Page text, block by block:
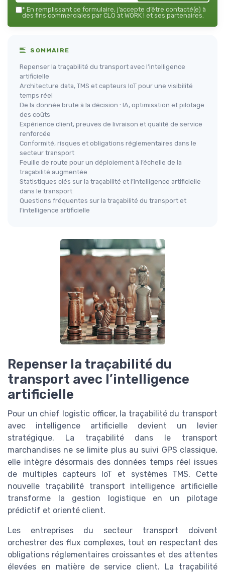
* En remplissant ce formulaire, j’accepte d’être contacté(e) à
des fins commerciales par CLO at WORK ! et ses partenaires.
SOMMAIRE
Repenser la traçabilité du transport avec l’intelligence
artificielle
Architecture data, TMS et capteurs IoT pour une visibilité
temps réel
De la donnée brute à la décision : IA, optimisation et pilotage
des coûts
Expérience client, preuves de livraison et qualité de service
renforcée
Conformité, risques et obligations réglementaires dans le
secteur transport
Feuille de route pour un déploiement à l’échelle de la
traçabilité augmentée
Statistiques clés sur la traçabilité et l’intelligence artificielle
dans le transport
Questions fréquentes sur la traçabilité du transport et
l’intelligence artificielle
Repenser la traçabilité du
transport avec l’intelligence
artificielle
Pour un chief logistic officer, la traçabilité du transport
avec intelligence artificielle devient un levier
stratégique. La traçabilité dans le transport
marchandises ne se limite plus au suivi GPS classique,
elle intègre désormais des données temps réel issues
de multiples capteurs IoT et systèmes TMS. Cette
nouvelle traçabilité transport intelligence artificielle
transforme la gestion logistique en un pilotage
prédictif et orienté client.
Les entreprises du secteur transport doivent
orchestrer des flux complexes, tout en respectant des
obligations réglementaires croissantes et des attentes
élevées en matière de service client. La traçabilité